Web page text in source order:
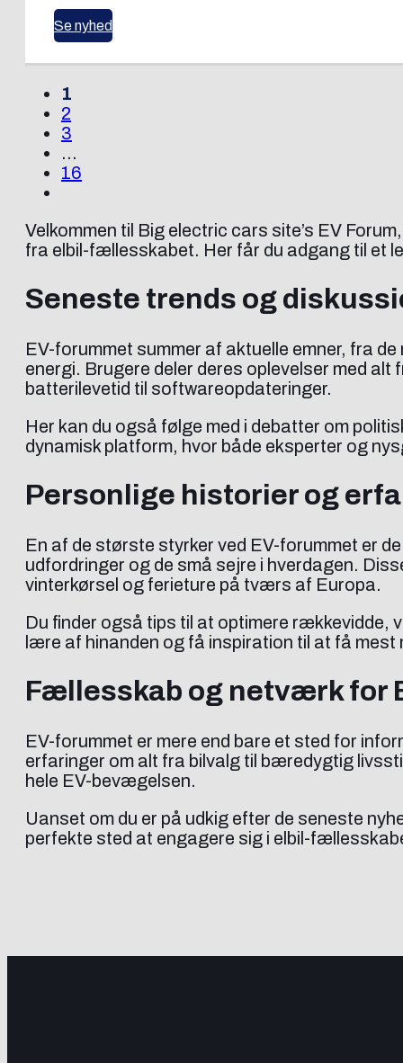
Se nyhed
1
2
3
…
16
Velkommen til Big electric cars site’s EV
fra elbil-fællesskabet. Her får du adgang til et
Seneste trends og
EV-forummet summer af aktuelle emner, fra
energi. Brugere deler deres oplevelser med
batterilevetid til softwareopdateringer.
Her kan du også følge med i debatter om
dynamisk platform, hvor både eksperter og
Personlige historier og
En af de største styrker ved EV-forummet er
udfordringer og de små sejre i hverdagen.
vinterkørsel og ferieture på tværs af Europa.
Du finder også tips til at optimere rækkevidde,
lære af hinanden og få inspiration til at få mest
Fællesskab og netværk for
EV-forummet er mere end bare et sted for
erfaringer om alt fra bilvalg til bæredygtig
hele EV-bevægelsen.
Uanset om du er på udkig efter de seneste
perfekte sted at engagere sig i elbil-